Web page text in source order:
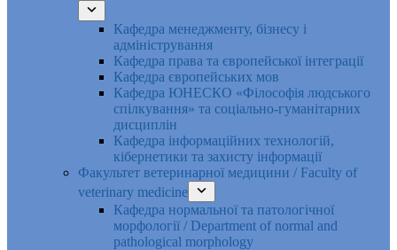
Кафедра менеджменту, бізнесу і
адміністрування
Кафедра права та європейської інтеграції
Кафедра європейських мов
Кафедра ЮНЕСКО «Філософія людського
спілкування» та соціально-гуманітарних
дисциплін
Кафедра інформаційних технологій,
кібернетики та захисту інформації
Факультет ветеринарної медицини / Faculty of
veterinary medicine
Кафедра нормальної та патологічної
морфології / Department of normal and
pathological morphology